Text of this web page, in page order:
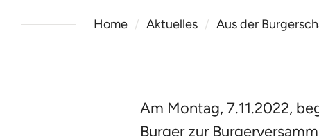
Home Aktuelles Aus der
Am Montag, 7.11.2022,
Burger zur